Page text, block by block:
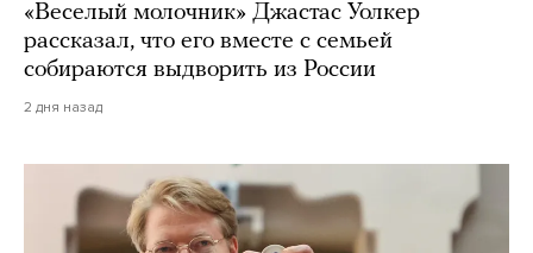
«Веселый молочник» Джастас Уолкер
рассказал, что его вместе с семьей
собираются выдворить из России
2 дня назад